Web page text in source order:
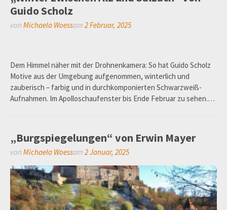
Guido Scholz
von Michaela Woessam 2 Februar, 2025
Dem Himmel näher mit der Drohnenkamera: So hat Guido Scholz
Motive aus der Umgebung aufgenommen, winterlich und
zauberisch – farbig und in durchkomponierten Schwarzweiß-
Aufnahmen. Im Apolloschaufenster bis Ende Februar zu sehen.…
„Burgspiegelungen“ von Erwin Mayer
von Michaela Woessam 2 Januar, 2025